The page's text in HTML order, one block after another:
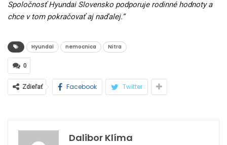
Spoločnosť Hyundai Slovensko podporuje rodinné hodnoty a
chce v tom pokračovať aj naďalej.”
Hyundai nemocnica Nitra
0
Zdieľať Facebook Twitter
Dalibor Klíma